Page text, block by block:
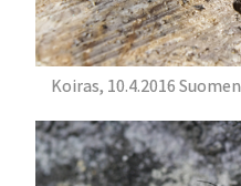
Koiras, 10.4.2016